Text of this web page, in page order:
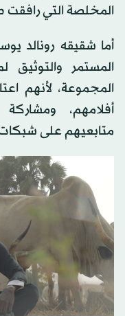
المخلصة التي
أما شقيقه رونالد
المستمر
المجموعة، لأنهم
أفلامهم،
متابعيهم على